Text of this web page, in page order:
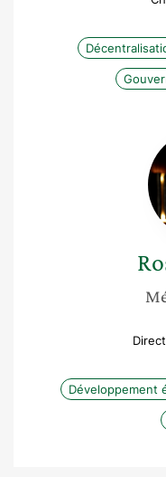
Développement